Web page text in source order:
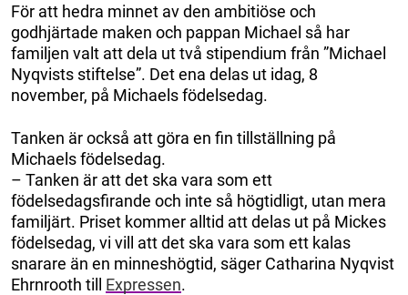
För att hedra minnet av den ambitiöse och
godhjärtade maken och pappan Michael så har
familjen valt att dela ut två stipendium från ”Michael
Nyqvists stiftelse”. Det ena delas ut idag, 8
november, på Michaels födelsedag.
Tanken är också att göra en fin tillställning på
Michaels födelsedag.
– Tanken är att det ska vara som ett
födelsedagsfirande och inte så högtidligt, utan mera
familjärt. Priset kommer alltid att delas ut på Mickes
födelsedag, vi vill att det ska vara som ett kalas
snarare än en minneshögtid, säger Catharina Nyqvist
Ehrnrooth till Expressen.